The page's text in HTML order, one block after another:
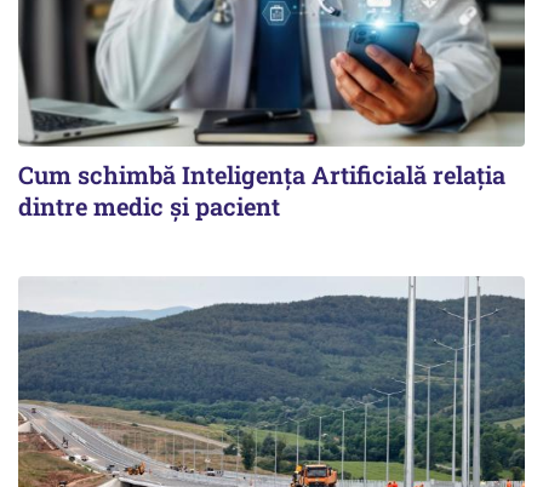
Cum schimbă Inteligența Artificială relația
dintre medic și pacient